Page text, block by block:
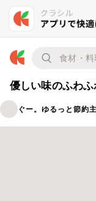
優しい味のふわ
ぐー。ゆるっと節約